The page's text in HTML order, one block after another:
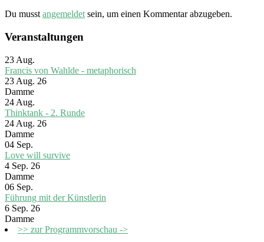
Du musst angemeldet sein, um einen Kommentar abzugeben.
Veranstaltungen
23 Aug.
Francis von Wahlde - metaphorisch
23 Aug. 26
Damme
24 Aug.
Thinktank - 2. Runde
24 Aug. 26
Damme
04 Sep.
Love will survive
4 Sep. 26
Damme
06 Sep.
Führung mit der Künstlerin
6 Sep. 26
Damme
>> zur Programmvorschau ->